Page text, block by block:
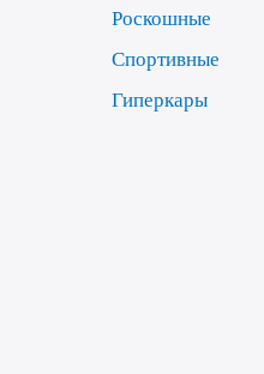
Роскошные
Спортивные
Гиперкары